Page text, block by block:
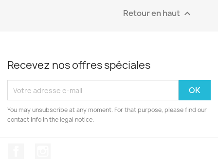
Retour en haut 
Recevez nos offres spéciales
You may unsubscribe at any moment. For that purpose, please find our
contact info in the legal notice.